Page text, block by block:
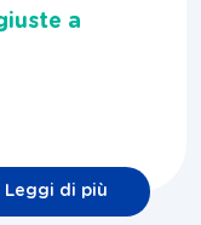
a
Leggi di più